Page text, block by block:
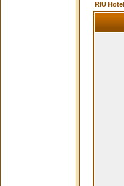
RIU